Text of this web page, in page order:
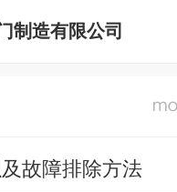
制造有限公司
故障排除方法